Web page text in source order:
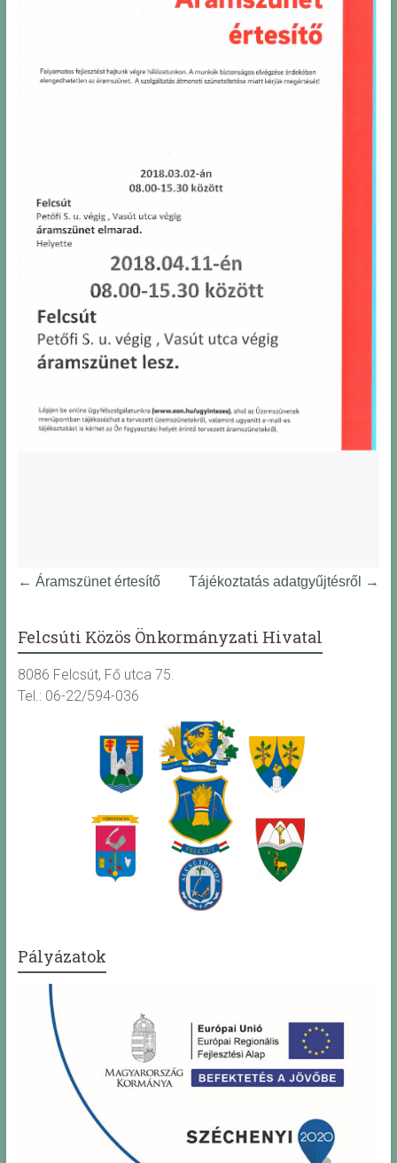
← Áramszünet értesítő Tájékoztatás adatgyűjtésről →
Felcsúti Közös Önkormányzati Hivatal
8086 Felcsút, Fő utca 75.
Tel.: 06-22/594-036
Pályázatok